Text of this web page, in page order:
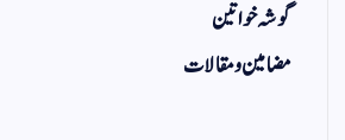
گوشہ خواتین
مضامین و مقالات